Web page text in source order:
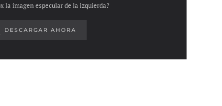
la imagen especular de la izquierda?
DESCARGAR AHORA